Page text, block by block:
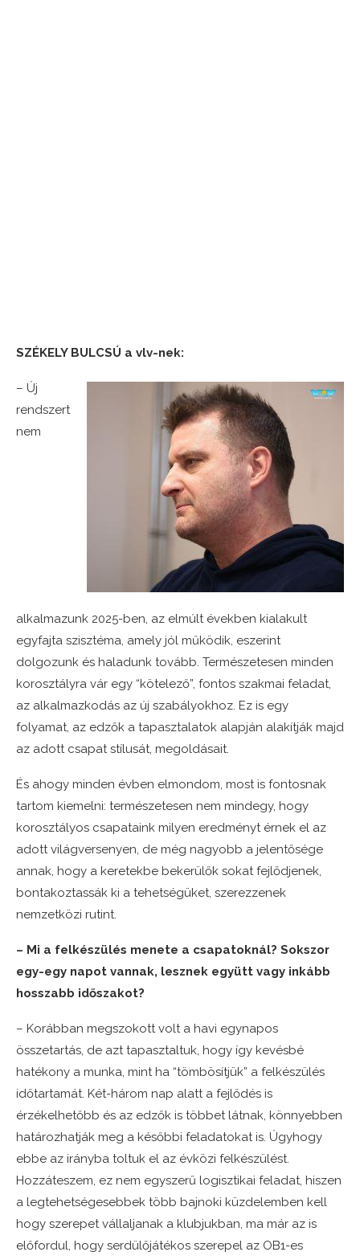
SZÉKELY BULCSÚ a vlv-nek:
– Új
rendszert
nem
alkalmazunk 2025-ben, az elmúlt években kialakult
egyfajta szisztéma, amely jól működik, eszerint
dolgozunk és haladunk tovább. Természetesen minden
korosztályra vár egy “kötelező”, fontos szakmai feladat,
az alkalmazkodás az új szabályokhoz. Ez is egy
folyamat, az edzők a tapasztalatok alapján alakítják majd
az adott csapat stílusát, megoldásait.
És ahogy minden évben elmondom, most is fontosnak
tartom kiemelni: természetesen nem mindegy, hogy
korosztályos csapataink milyen eredményt érnek el az
adott világversenyen, de még nagyobb a jelentősége
annak, hogy a keretekbe bekerülők sokat fejlődjenek,
bontakoztassák ki a tehetségüket, szerezzenek
nemzetközi rutint.
– Mi a felkészülés menete a csapatoknál? Sokszor
egy-egy napot vannak, lesznek együtt vagy inkább
hosszabb időszakot?
– Korábban megszokott volt a havi egynapos
összetartás, de azt tapasztaltuk, hogy így kevésbé
hatékony a munka, mint ha “tömbösítjük” a felkészülés
időtartamát. Két-három nap alatt a fejlődés is
érzékelhetőbb és az edzők is többet látnak, könnyebben
határozhatják meg a későbbi feladatokat is. Úgyhogy
ebbe az irányba toltuk el az évközi felkészülést.
Hozzáteszem, ez nem egyszerű logisztikai feladat, hiszen
a legtehetségesebbek több bajnoki küzdelemben kell
hogy szerepet vállaljanak a klubjukban, ma már az is
előfordul, hogy serdülőjátékos szerepel az OB1-es